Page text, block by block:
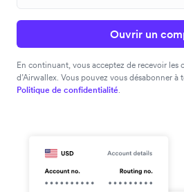
Ouvrir un
En continuant, vous acceptez de recevoir les
d’Airwallex. Vous pouvez vous désabonner
Politique de confidentialité.